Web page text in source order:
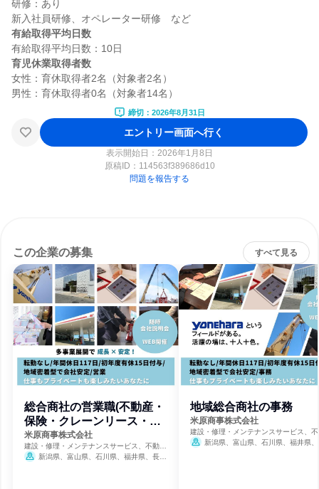
研修：あり
有給取得平均日数
育児休業取得者数
女性：育休取得者2名（対象者2名）
締切：2026年8月31日
エントリー画面へ行く
表示開始日：2026年1月8日
原稿ID： 114563f389686d10
問題を報告する
この企業の募集 すべて見る
総合商社の営業職(不動産・
保険・クレーンリース・エ
ネルギー)
米原商事株式会社
建設・修理・メンテナンスサービス、不動産
管理、生命保険・損害保険・保険サービス
新潟県、富山県、石川県、福井県、長野
地域総合商社の事務
米原商事株式会社
建設・修理・メンテナンスサービス、
管理、生命保険・損害保険・保険サー
新潟県、富山県、石川県、福井県